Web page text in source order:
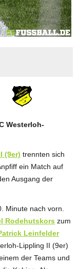
Westerloh-
(9er) trennten sich
ein Match auf
Ausgang der
Minute nach vorn.
Rodehutskors zum
Leinfelder
Lippling II (9er)
der Teams und